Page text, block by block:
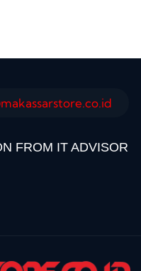
FROM IT ADVISOR